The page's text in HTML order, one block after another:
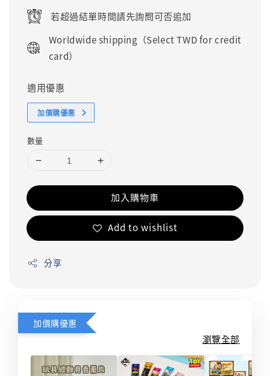
若超過結單時間請先詢問可否追加
Worldwide shipping（Select TWD for credit
card）
適用優惠
加價購優惠
數量
加入購物車
Add to wishlist
分享
加價購優惠
瀏覽全部